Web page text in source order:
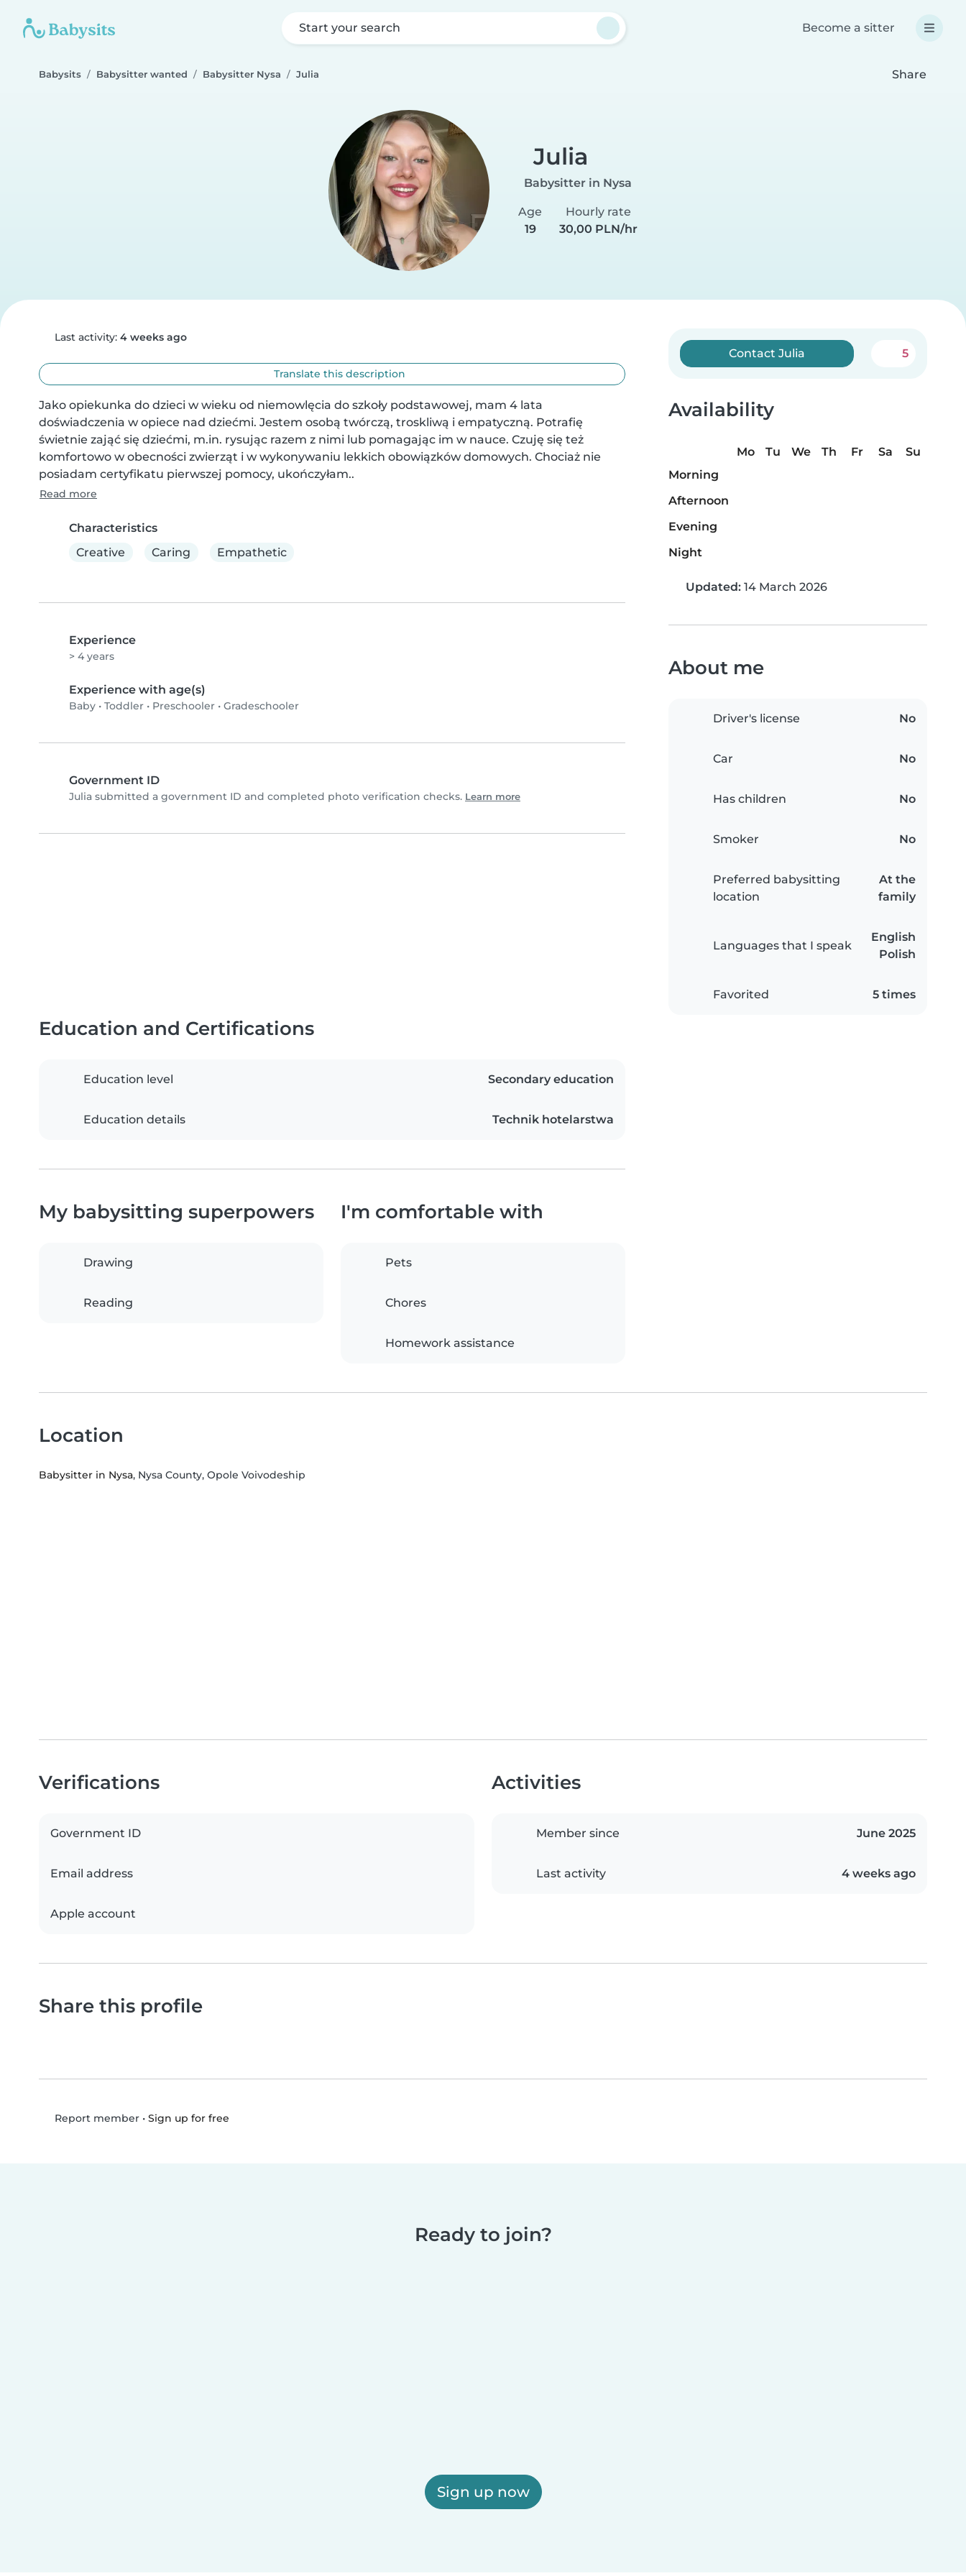
Start your search Become a sitter
Babysits Babysitter wanted Babysitter Nysa Julia Share
Julia
Babysitter in Nysa
Age
19
Hourly rate
30,00 PLN/hr
Last activity: 4 weeks ago
Translate this description
Jako opiekunka do dzieci w wieku od niemowlęcia do szkoły podstawowej, mam 4 lata
doświadczenia w opiece nad dziećmi. Jestem osobą twórczą, troskliwą i empatyczną. Potrafię
świetnie zająć się dziećmi, m.in. rysując razem z nimi lub pomagając im w nauce. Czuję się też
komfortowo w obecności zwierząt i w wykonywaniu lekkich obowiązków domowych. Chociaż nie
posiadam certyfikatu pierwszej pomocy, ukończyłam..
Read more
Characteristics
Creative
Caring Empathetic
Experience
> 4 years
Experience with age(s)
Baby • Toddler • Preschooler • Gradeschooler
Government ID
Julia submitted a government ID and completed photo verification checks. Learn more
Contact Julia 5
Availability
Mo Tu We Th Fr Sa
Su
Morning
Afternoon
Evening
Night
Updated: 14 March 2026
About me
Driver's license No
Car No
Has children No
Smoker No
Preferred babysitting
location
At the
family
Languages that I speak
English
Polish
Favorited 5 times
Education and Certifications
Education level Secondary education
Education details Technik hotelarstwa
My babysitting superpowers
Drawing
Reading
I'm comfortable with
Pets
Chores
Homework assistance
Location
Babysitter in Nysa, Nysa County, Opole Voivodeship
Verifications
Government ID
Email address
Apple account
Activities
Member since June 2025
Last activity 4 weeks ago
Share this profile
Report member• Sign up for free
Ready to join?
Sign up now